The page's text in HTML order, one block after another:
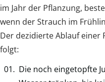
im Jahr der Pflanzung,
wenn der Strauch im
Der dezidierte Ablauf einer
folgt:
Die noch eingetopfte